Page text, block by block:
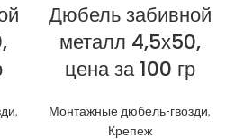
,
Дюбель забивной
металл 4,5х50,
цена за 100 гр
Монтажные дюбель-гвозди,
Крепеж